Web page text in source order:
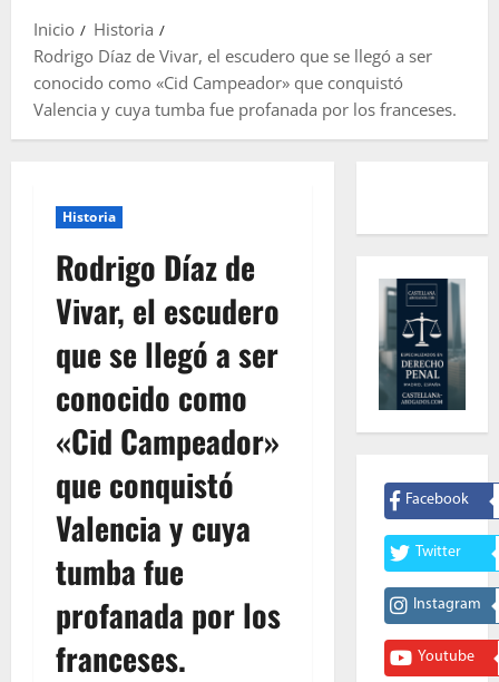
Inicio
Historia
Rodrigo Díaz de Vivar, el escudero que se llegó a ser
conocido como «Cid Campeador» que conquistó
Valencia y cuya tumba fue profanada por los franceses.
Historia
Rodrigo Díaz de
Vivar, el escudero
que se llegó a ser
conocido como
«Cid Campeador»
que conquistó
Valencia y cuya
tumba fue
profanada por los
franceses.
Facebook
Twitter
Instagram
Youtube